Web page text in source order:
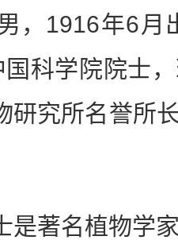
1916年6月
科学院院士
研究所名誉所
著名植物学家